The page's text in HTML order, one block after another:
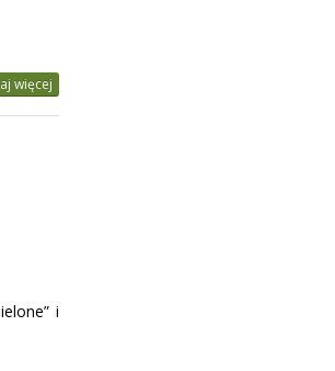
więcej
i